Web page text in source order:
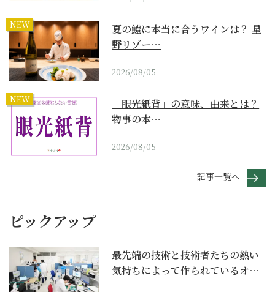
NEW
夏の鱧に本当に合うワインは？ 星
野リゾー…
2026/08/05
NEW
「眼光紙背」の意味、由来とは？
物事の本…
2026/08/05
記事一覧へ
ピックアップ
最先端の技術と技術者たちの熱い
気持ちによって作られているオー